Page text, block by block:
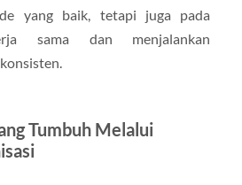
yang baik, tetapi juga pada
sama dan menjalankan
Tumbuh Melalui